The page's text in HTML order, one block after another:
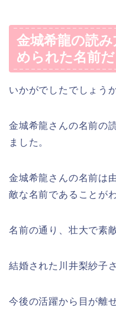
金城希龍の読
められた名前だ
いかがでしたでしょう
金城希龍さんの名前の
ました。
金城希龍さんの名前は
敵な名前であることが
名前の通り、壮大で素
結婚された川井梨紗子
今後の活躍から目が離